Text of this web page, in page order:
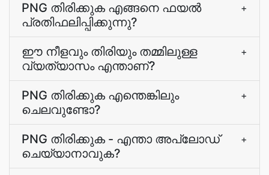
PNG തിരിക്കുക എങ്ങനെ ഫയല്‍
പ്രതിഫലിപ്പിക്കുന്നു?
+
ഈ നീളവും തിരിയും തമ്മിലുള്ള
വ്യത്യാസം എന്താണ്‌?
+
PNG തിരിക്കുക എന്തെങ്കിലും
ചെലവുണ്ടോ?
+
PNG തിരിക്കുക - എന്താ അപ്‌ലോഡ്‌
ചെയ്യാനാവുക?
+